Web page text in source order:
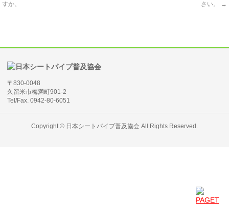
すか。
さい。
→
〒830-0048
久留米市梅満町901-2
Tel/Fax. 0942-80-6051
Copyright © 日本シートパイプ普及協会 All Rights Reserved.